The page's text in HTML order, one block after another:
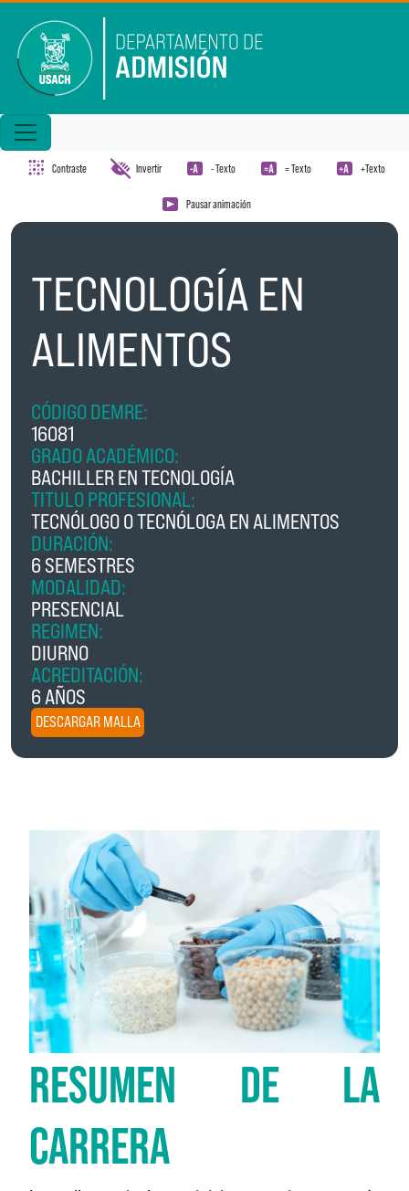
Contraste Invertir - Texto = Texto +Texto
Pausar animación
TECNOLOGÍA EN
ALIMENTOS
CÓDIGO DEMRE:
16081
GRADO ACADÉMICO:
BACHILLER EN TECNOLOGÍA
TITULO PROFESIONAL:
TECNÓLOGO O TECNÓLOGA EN ALIMENTOS
DURACIÓN:
6 SEMESTRES
MODALIDAD:
PRESENCIAL
REGIMEN:
DIURNO
ACREDITACIÓN:
6 AÑOS
DESCARGAR MALLA
RESUMEN DE LA
CARRERA